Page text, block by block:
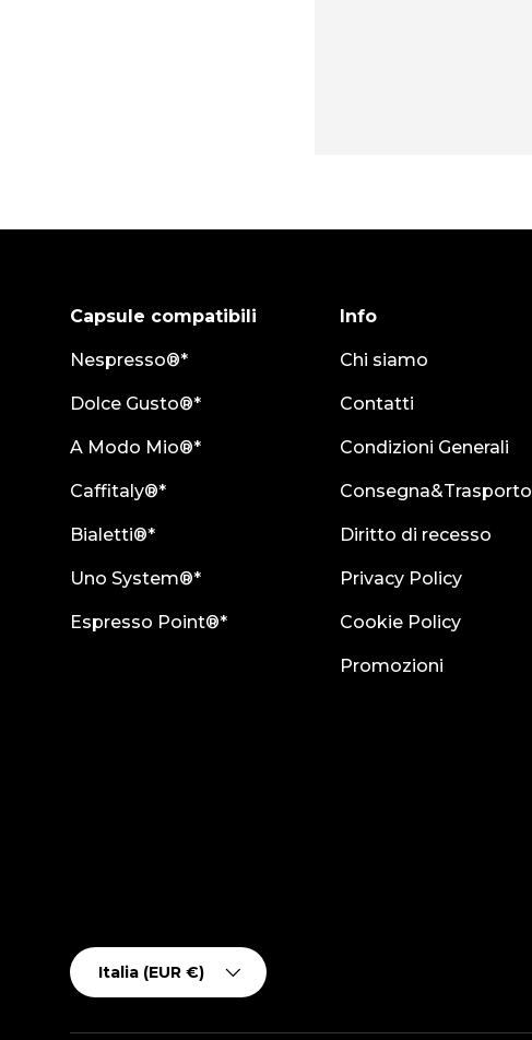
Capsule compatibili
Nespresso®*
Dolce Gusto®*
A Modo Mio®*
Caffitaly®*
Bialetti®*
Uno System®*
Espresso Point®*
Info
Chi siamo
Contatti
Condizioni Generali
Consegna&Trasporto
Diritto di recesso
Privacy Policy
Cookie Policy
Promozioni
Paese/Regione
Italia (EUR €)